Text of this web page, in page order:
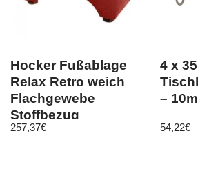
Hocker Fußablage
Relax Retro weich
Flachgewebe
Stoffbezug
257,37€
4 x
–
54,22€